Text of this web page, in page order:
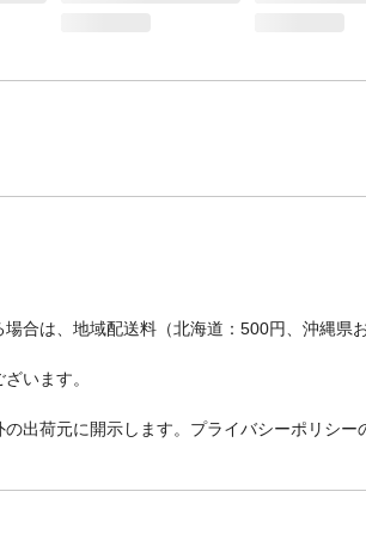
合は、地域配送料（北海道：500円、沖縄
います。
出荷元に開示します。プライバシーポリシー